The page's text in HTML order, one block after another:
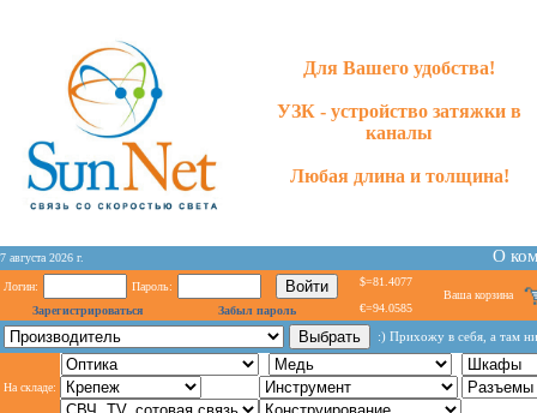
Для Вашего удобства!
УЗК - устройство затяжки в
каналы
Любая длина и толщина!
7 августа 2026 г. О
Логин:
Пароль:
Зарегистрироваться
Забыл пароль
$=81.4077
€=94.0585
Ваша корзина
:) Прихожу в себя, а там
На складе: